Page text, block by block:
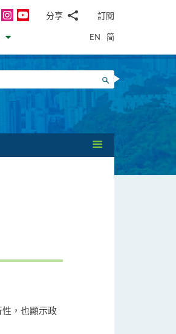
InstagramYouTube分享
郵WhatsApp
微
信
面
書Twitter
LinkedIn
微
訂閱
EN 简
搜尋
，也顯示政